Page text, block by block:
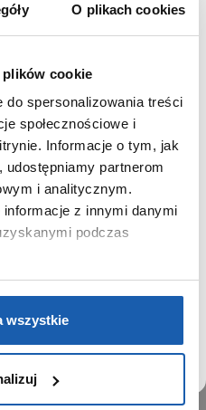
O plikach cookies
cookie
spersonalizowania treści
społecznościowe i
Informacje o tym, jak
partnerom
i analitycznym.
z innymi danymi
podczas
wszystkie
Zibicelach analitycznych,
w tym aby analizować
jej działanie oraz
preferencje.